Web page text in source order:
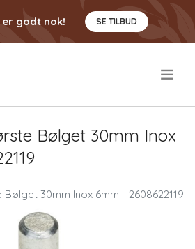
godt nok! SE TILBUD
Bølget 30mm Inox
30mm Inox 6mm - 2608622119